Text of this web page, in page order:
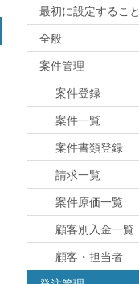
最初に設定すること
全般
案件管理
案件登録
案件一覧
案件書類登録
請求一覧
案件原価一覧
顧客別入金一覧
顧客・担当者